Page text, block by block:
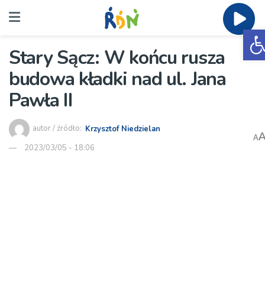
Stary Sącz: W końcu rusza
budowa kładki nad ul. Jana
Pawła II
autor / źródło: Krzysztof Niedzielan
2023/03/05 - 18:06
A